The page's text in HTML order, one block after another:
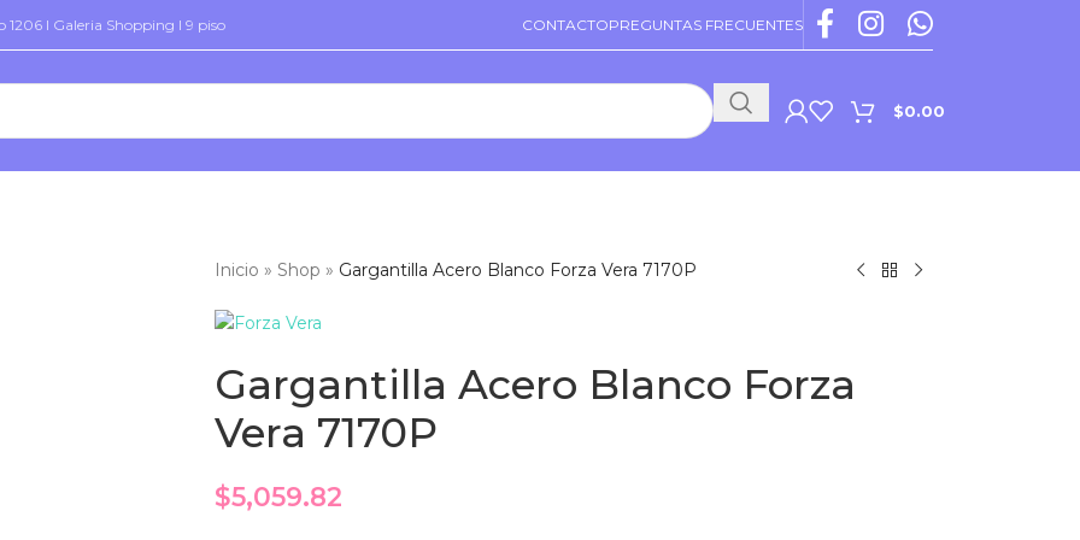
1206 I Galeria Shopping I 9 piso CONTACTOPREGUNTAS FRECUENTES
$0.00
Inicio » Shop » Gargantilla Acero Blanco Forza Vera 7170P
Gargantilla Acero Blanco Forza
Vera 7170P
$5,059.82